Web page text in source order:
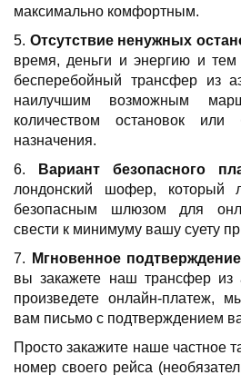
максимально комфортным.
5. Отсутствие ненужных
время, деньги и энергию и
бесперебойный трансфер из
наилучшим возможным
количеством остановок
назначения.
6.
Вариант безопасного
лондонский шофер, который
безопасным шлюзом для
свести к минимуму вашу суету
7.
Мгновенное подтверждение
вы закажете наш трансфер из
произведете онлайн-платеж,
вам письмо с подтверждением
Просто закажите наше частное
номер своего рейса